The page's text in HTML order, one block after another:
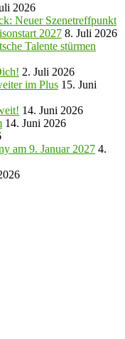
2026
Neuer Szenetreffpunkt
2027 8. Juli 2026
Talente stürmen
2. Juli 2026
im Plus 15. Juni
14. Juni 2026
14. Juni 2026
am 9. Januar 2027 4.